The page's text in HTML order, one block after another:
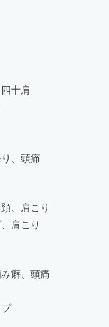
十肩
、頭痛
、肩こり
肩こり
癖、頭痛